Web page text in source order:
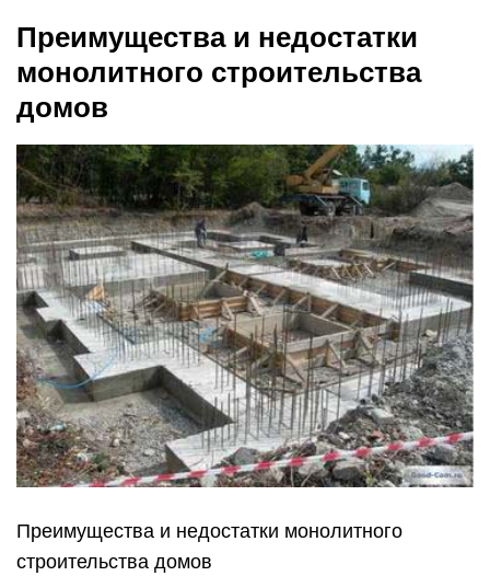
Преимущества и недостатки
монолитного строительства
домов
Преимущества и недостатки монолитного
строительства домов